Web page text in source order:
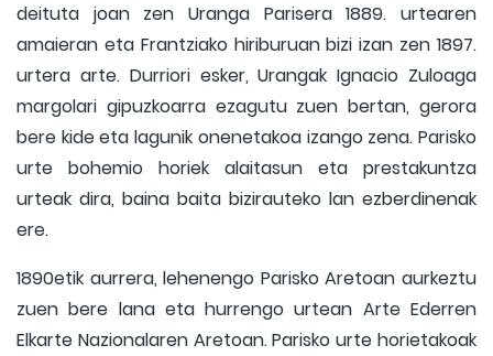
deituta joan zen Uranga Parisera 1889. urtearen
amaieran eta Frantziako hiriburuan bizi izan zen 1897.
urtera arte. Durriori esker, Urangak Ignacio Zuloaga
margolari gipuzkoarra ezagutu zuen bertan, gerora
bere kide eta lagunik onenetakoa izango zena. Parisko
urte bohemio horiek alaitasun eta prestakuntza
urteak dira, baina baita bizirauteko lan ezberdinenak
ere.
1890etik aurrera, lehenengo Parisko Aretoan aurkeztu
zuen bere lana eta hurrengo urtean Arte Ederren
Elkarte Nazionalaren Aretoan. Parisko urte horietakoak